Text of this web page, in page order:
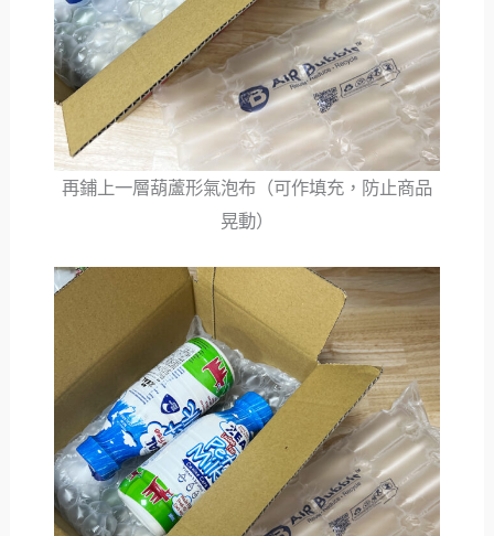
再鋪上一層葫蘆形氣泡布（可作填充，防止商品
晃動）